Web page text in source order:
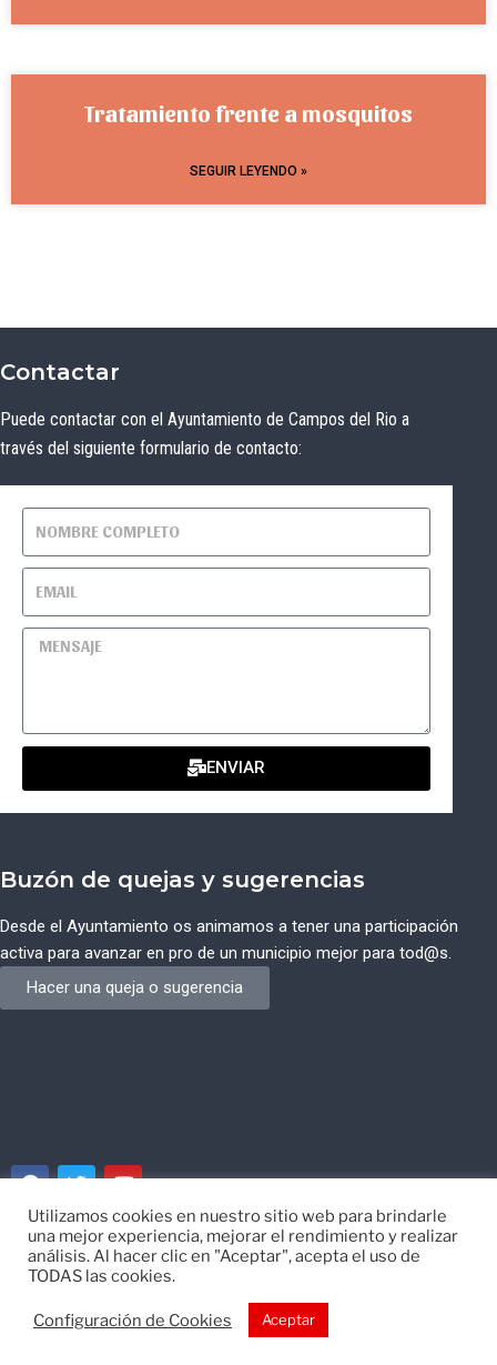
Tratamiento frente a mosquitos
SEGUIR LEYENDO »
Contactar
Puede contactar con el Ayuntamiento de Campos del Rio a
través del siguiente formulario de contacto:
ENVIAR
Buzón de quejas y sugerencias
Desde el Ayuntamiento os animamos a tener una participación
activa para avanzar en pro de un municipio mejor para tod@s.
Hacer una queja o sugerencia
© Ayuntamiento de Campos del Río de Murcia
Utilizamos cookies en nuestro sitio web para brindarle
una mejor experiencia, mejorar el rendimiento y realizar
análisis. Al hacer clic en "Aceptar", acepta el uso de
TODAS las cookies.
Configuración de Cookies Aceptar